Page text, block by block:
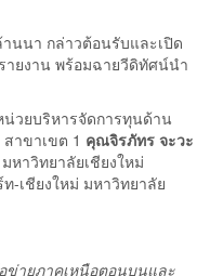
นนา กล่าวต้อนรับและเปิด
ายงาน พร้อมฉายวีดิทัศน์นำ
วยบริหารจัดการทุนด้าน
าขาเขต 1 คุณจิรภัทร จะวะ
หาวิทยาลัยเชียงใหม่
-เชียงใหม่ มหาวิทยาลัย
ข่ายภาคเหนือตอนบนและ